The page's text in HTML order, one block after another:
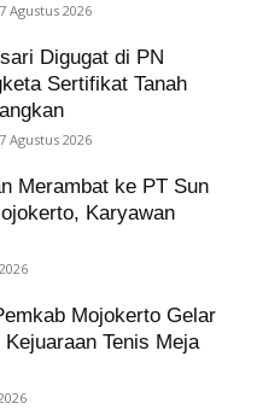
7 Agustus 2026
Digugat di PN
Sertifikat Tanah
7 Agustus 2026
Merambat ke PT Sun
Karyawan
Mojokerto Gelar
Kejuaraan Tenis Meja